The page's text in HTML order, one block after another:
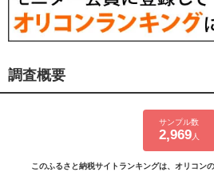
調査概要
サンプル数
2,969人
このふるさと納税サイトランキングは、オリコン